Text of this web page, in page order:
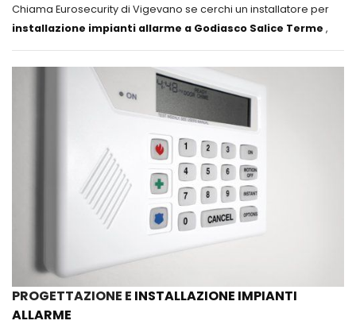
Chiama Eurosecurity di Vigevano se cerchi un installatore per
installazione impianti allarme a Godiasco Salice Terme ,
PROGETTAZIONE E INSTALLAZIONE IMPIANTI
ALLARME